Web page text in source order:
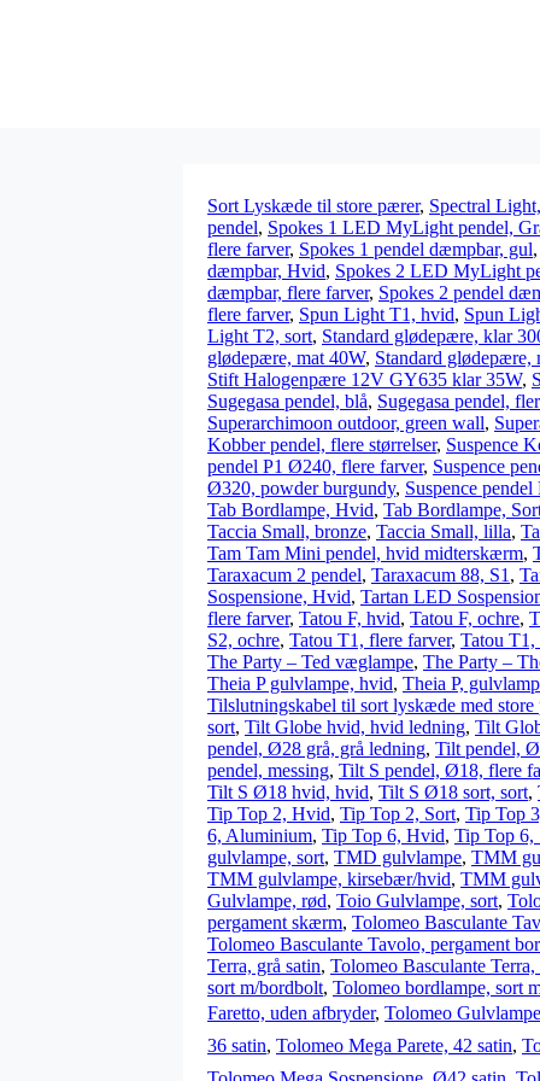
Sort Lyskæde til store pærer, Spectral
pendel, Spokes 1 LED MyLight pendel,
flere farver, Spokes 1 pendel dæmpbar, gul
dæmpbar, Hvid, Spokes 2 LED MyLight
dæmpbar, flere farver, Spokes 2 pendel
flere farver, Spun Light T1, hvid, Spun
Light T2, sort, Standard glødepære, klar
glødepære, mat 40W, Standard glødepære,
Stift Halogenpære 12V GY635 klar 35W,
Sugegasa pendel, blå, Sugegasa pendel,
Superarchimoon outdoor, green wall,
Kobber pendel, flere størrelser, Suspence
pendel P1 Ø240, flere farver, Suspence
Ø320, powder burgundy, Suspence
Tab Bordlampe, Hvid, Tab Bordlampe,
Taccia Small, bronze, Taccia Small, lilla,
Tam Tam Mini pendel, hvid midterskærm,
Taraxacum 2 pendel, Taraxacum 88, S1 ,
Sospensione, Hvid, Tartan LED
flere farver, Tatou F, hvid, Tatou F, ochre,
S2, ochre, Tatou T1, flere farver, Tatou
The Party – Ted væglampe, The Party –
Theia P gulvlampe, hvid, Theia P,
Tilslutningskabel til sort lyskæde med store
sort, Tilt Globe hvid, hvid ledning, Tilt
pendel, Ø28 grå, grå ledning, Tilt pendel,
pendel, messing, Tilt S pendel, Ø18, flere
Tilt S Ø18 hvid, hvid, Tilt S Ø18 sort, sort,
Tip Top 2, Hvid, Tip Top 2, Sort, Tip Top
6, Aluminium, Tip Top 6, Hvid, Tip Top 6,
gulvlampe, sort, TMD gulvlampe, TMM
TMM gulvlampe, kirsebær/hvid, TMM
Gulvlampe, rød, Toio Gulvlampe, sort,
pergament skærm, Tolomeo Basculante
Tolomeo Basculante Tavolo, pergament
Terra, grå satin, Tolomeo Basculante Terra,
sort m/bordbolt, Tolomeo bordlampe, sort
Faretto, uden afbryder, Tolomeo
36 satin, Tolomeo Mega Parete, 42 satin,